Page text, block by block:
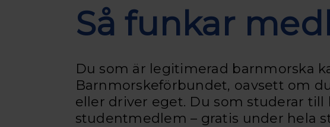
Så funkar
Du som är legitimerad barnmorska
Barnmorskeförbundet, oavsett om
eller driver eget. Du som studerar till
studentmedlem – gratis under hela